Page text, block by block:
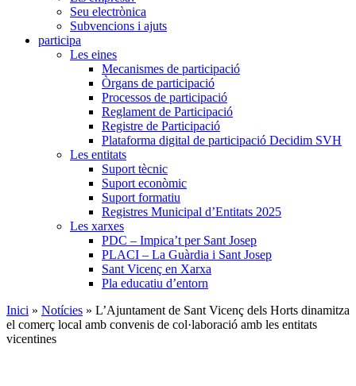
Seu electrònica
Subvencions i ajuts
participa
Les eines
Mecanismes de participació
Òrgans de participació
Processos de participació
Reglament de Participació
Registre de Participació
Plataforma digital de participació Decidim SVH
Les entitats
Suport tècnic
Suport econòmic
Suport formatiu
Registres Municipal d’Entitats 2025
Les xarxes
PDC – Impica’t per Sant Josep
PLACI – La Guàrdia i Sant Josep
Sant Vicenç en Xarxa
Pla educatiu d’entorn
Inici » Notícies » L’Ajuntament de Sant Vicenç dels Horts dinamitza
el comerç local amb convenis de col·laboració amb les entitats
vicentines